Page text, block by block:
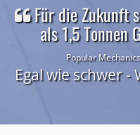
Für die Zukunft
als 1,5 Tonnen
Popular
Egal wie schwer